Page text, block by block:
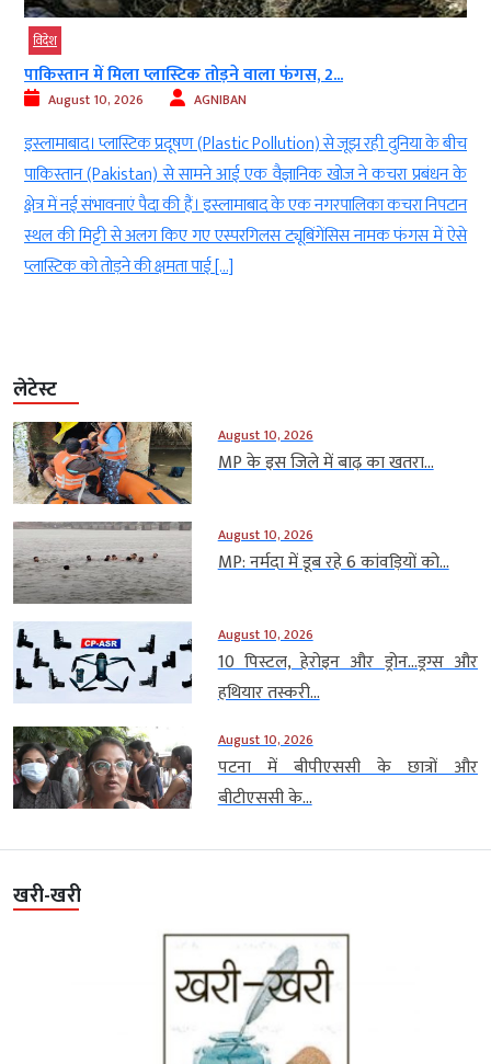
विदेश
पाकिस्तान में मिला प्लास्टिक तोड़ने वाला फंगस, 2...
August 10, 2026 AGNIBAN
इस्लामाबाद। प्लास्टिक प्रदूषण (Plastic Pollution) से जूझ रही दुनिया के बीच
पाकिस्तान (Pakistan) से सामने आई एक वैज्ञानिक खोज ने कचरा प्रबंधन के
क्षेत्र में नई संभावनाएं पैदा की हैं। इस्लामाबाद के एक नगरपालिका कचरा निपटान
स्थल की मिट्टी से अलग किए गए एस्परगिलस ट्यूबिंगेंसिस नामक फंगस में ऐसे
प्लास्टिक को तोड़ने की क्षमता पाई […]
लेटेस्ट
August 10, 2026
MP के इस जिले में बाढ़ का खतरा...
August 10, 2026
MP: नर्मदा में डूब रहे 6 कांवड़ियों को...
August 10, 2026
10 पिस्टल, हेरोइन और ड्रोन…ड्रग्स और
हथियार तस्करी...
August 10, 2026
पटना में बीपीएससी के छात्रों और
बीटीएससी के...
खरी-खरी